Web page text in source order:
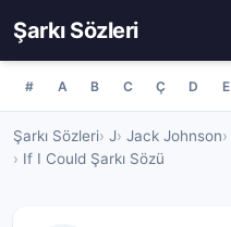
Şarkı Sözleri
# A B C Ç D E
Şarkı Sözleri J Jack Johnson
If I Could Şarkı Sözü